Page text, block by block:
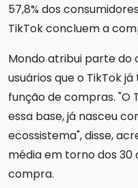
57,8% dos
TikTok concluem a
Mondo atribui parte do
usuários que o TikTok
função de compras. "O
essa base, já nasceu
ecossistema", disse,
média em torno dos
compra.